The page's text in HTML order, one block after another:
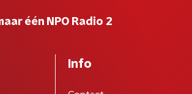
één NPO Radio 2
Info